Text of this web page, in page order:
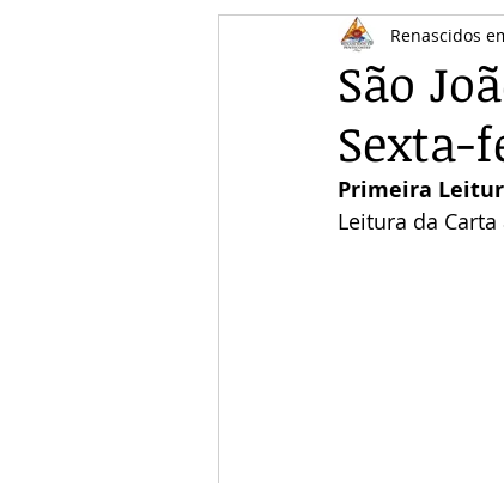
Pentecostes Galeria
São
Sexta-
Renascidos
Primeira
Leitura da